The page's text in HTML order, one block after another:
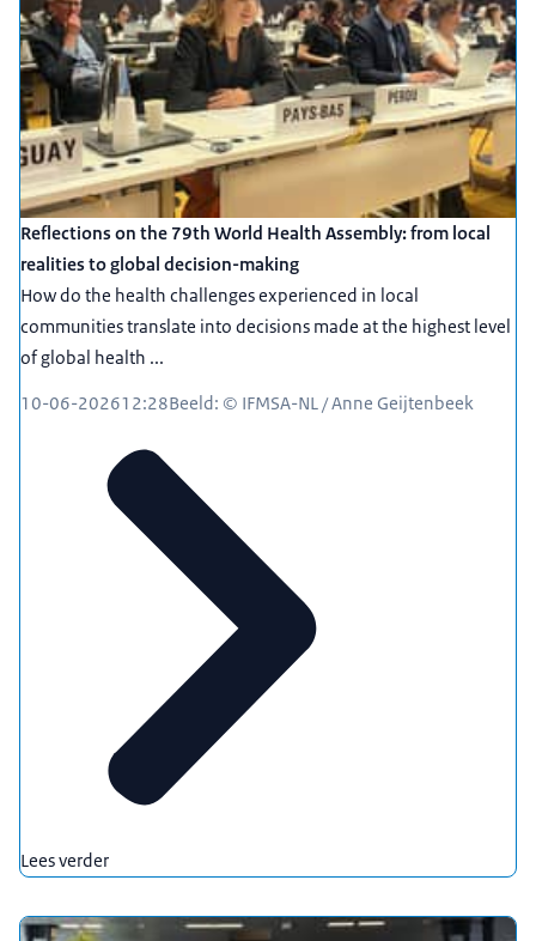
Reflections on the 79th World Health Assembly: from local
realities to global decision-making
How do the health challenges experienced in local
communities translate into decisions made at the highest level
of global health ...
10-06-202612:28Beeld: © IFMSA-NL / Anne Geijtenbeek
Lees verder